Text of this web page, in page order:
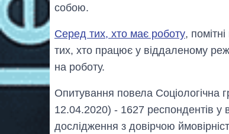
собою.
Серед тих, хто має роботу,
тих, хто працює у віддаленому
на роботу.
Опитування повела Соціологічна
12.04.2020) - 1627 респондентів у
дослідження з довірчою